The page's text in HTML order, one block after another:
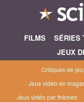
FILMS SÉRIES
JEUX
Critiques de
Jeux vidéo en
Jeux vidéo par thèmes